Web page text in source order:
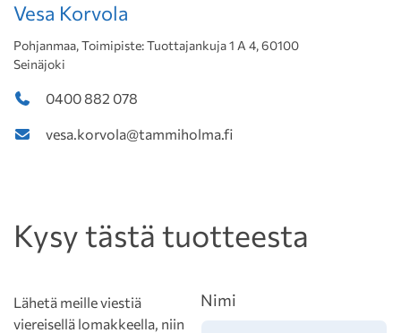
Vesa Korvola
Pohjanmaa, Toimipiste: Tuottajankuja 1 A 4, 60100
Seinäjoki
0400 882 078
vesa.korvola@tammiholma.fi
Kysy tästä tuotteesta
Lähetä meille viestiä
viereisellä lomakkeella, niin
Nimi